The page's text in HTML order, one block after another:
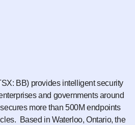
BB) provides intelligent security
and governments around
more than 500M endpoints
Based in Waterloo, Ontario, the